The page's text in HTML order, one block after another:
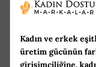
Kadın ve erkek
üretim gücünün
girişimciliğine,